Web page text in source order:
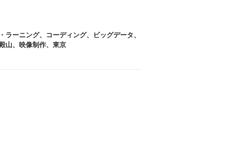
ラーニング、 コーディング、 ビッグデータ、
山、 映像制作、 東京